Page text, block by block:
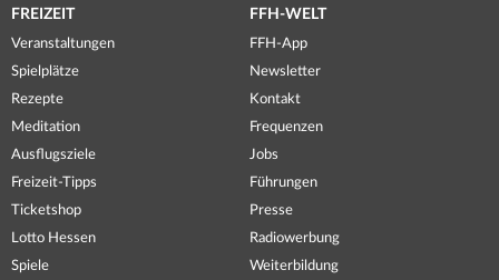
FREIZEIT
Veranstaltungen
Spielplätze
Rezepte
Meditation
Ausflugsziele
Freizeit-Tipps
Ticketshop
Lotto Hessen
Spiele
FFH-WELT
FFH-App
Newsletter
Kontakt
Frequenzen
Jobs
Führungen
Presse
Radiowerbung
Weiterbildung